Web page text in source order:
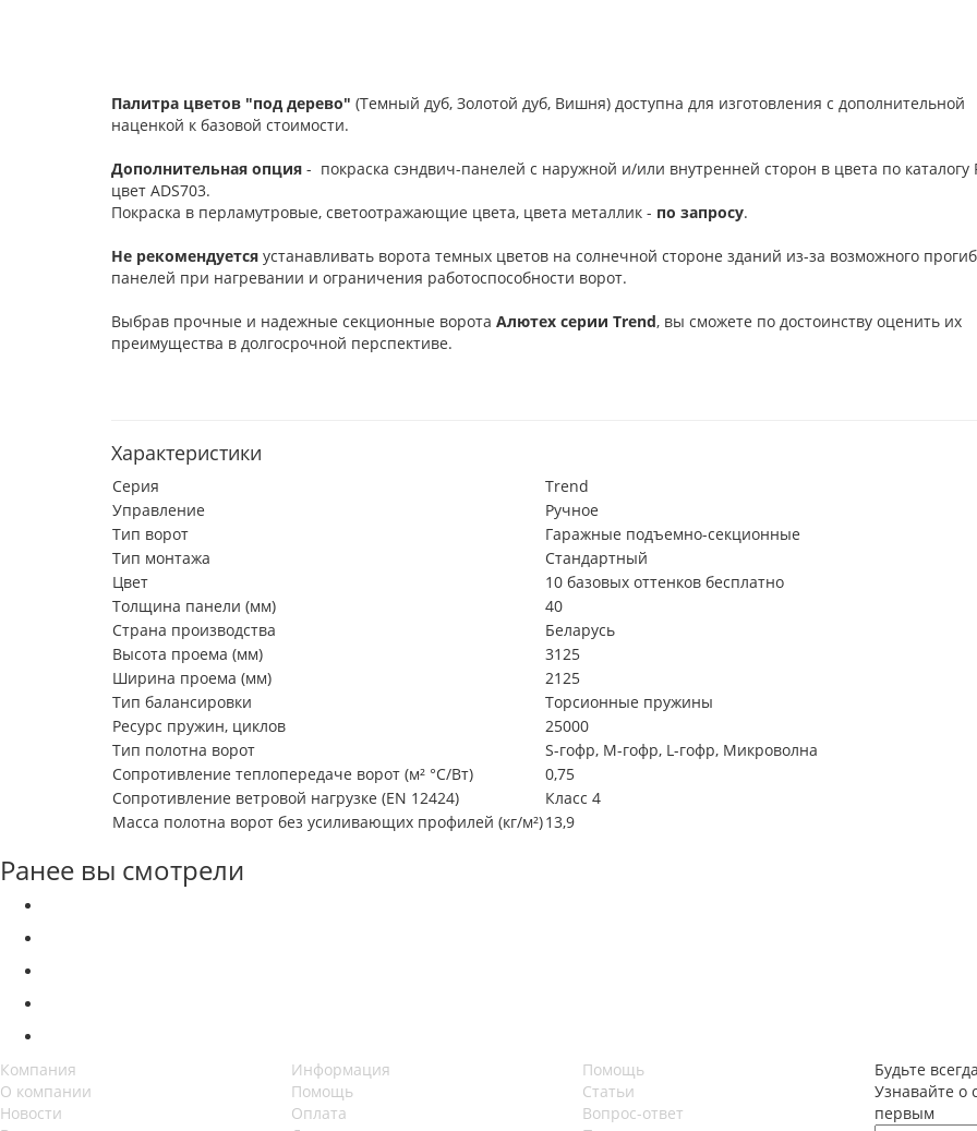
Палитра цветов "под дерево" (Темный дуб, Золотой дуб, Вишня) доступна для изготовления с дополнительной
наценкой к базовой стоимости.
Дополнительная опция - покраска сэндвич-панелей с наружной и/или внутренней сторон в цвета по каталогу
цвет ADS703.
Покраска в перламутровые, светоотражающие цвета, цвета металлик - по запросу.
Не рекомендуется устанавливать ворота темных цветов на солнечной стороне зданий из-за возможного
панелей при нагревании и ограничения работоспособности ворот.
Выбрав прочные и надежные секционные ворота Алютех серии Trend, вы сможете по достоинству оценить их
преимущества в долгосрочной перспективе.
Характеристики
Серия
Trend
Управление
Ручное
Тип ворот
Гаражные подъемно-секционные
Тип монтажа
Стандартный
Цвет
10 базовых оттенков бесплатно
Толщина панели (мм)
40
Страна производства
Беларусь
Высота проема (мм)
3125
Ширина проема (мм)
2125
Тип балансировки
Торсионные пружины
Ресурс пружин, циклов
25000
Тип полотна ворот
S-гофр, М-гофр, L-гофр, Микроволна
Сопротивление теплопередаче ворот (м² °С/Вт)
0,75
Сопротивление ветровой нагрузке (EN 12424)
Класс 4
Масса полотна ворот без усиливающих профилей (кг/м²)13,9
Ранее вы смотрели
Компания
О компании
Новости
Информация
Помощь
Оплата
Помощь
Статьи
Вопрос-ответ
Будьте
Узнавайте о
первым